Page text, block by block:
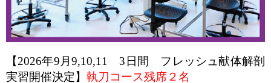
【2026年9月9,10,11 3日間 フレッシュ献体解剖
実習開催決定】 執刀コース残席２名